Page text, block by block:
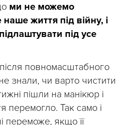
ми не можемо
життя під війну, і
під усе
повномасштабного
знали, чи варто чистити
пішли на манікюр і
перемогло. Так само і
переможе, якщо її